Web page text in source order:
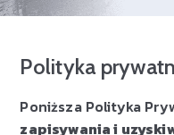
Polityka
Poniższa Polityka
zapisywania i